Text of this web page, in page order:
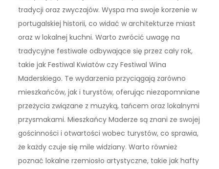
tradycji oraz zwyczajów. Wyspa ma swoje korzenie w
portugalskiej historii, co widać w architekturze miast
oraz w lokalnej kuchni. Warto zwrócić uwagę na
tradycyjne festiwale odbywające się przez cały rok,
takie jak Festiwal Kwiatów czy Festiwal Wina
Maderskiego. Te wydarzenia przyciągają zarówno
mieszkańców, jak i turystów, oferując niezapomniane
przeżycia związane z muzyką, tańcem oraz lokalnymi
przysmakami. Mieszkańcy Maderze są znani ze swojej
gościnności i otwartości wobec turystów, co sprawia,
że każdy czuje się mile widziany. Warto również
poznać lokalne rzemiosło artystyczne, takie jak hafty